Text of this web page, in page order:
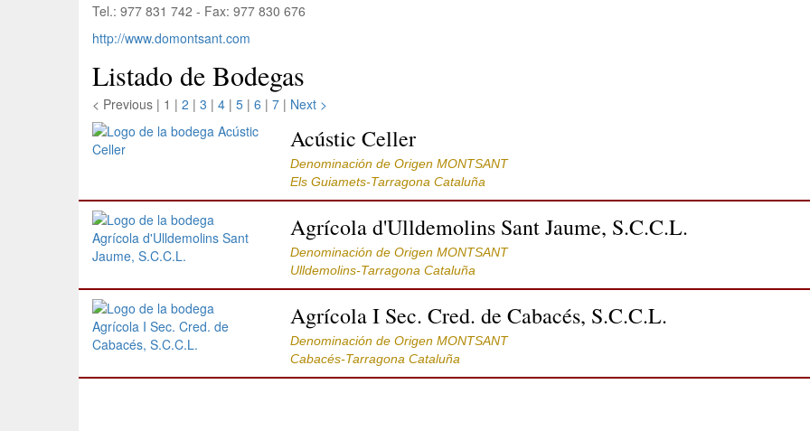
Tel.: 977 831 742 - Fax: 977 830 676
http://www.domontsant.com
Listado de Bodegas
< Previous | 1 | 2 | 3 | 4 | 5 | 6 | 7 | Next >
Acústic Celler
Denominación de Origen MONTSANT
Els Guiamets-Tarragona Cataluña
Agrícola d'Ulldemolins Sant Jaume, S.C.C.L.
Denominación de Origen MONTSANT
Ulldemolins-Tarragona Cataluña
Agrícola I Sec. Cred. de Cabacés, S.C.C.L.
Denominación de Origen MONTSANT
Cabacés-Tarragona Cataluña